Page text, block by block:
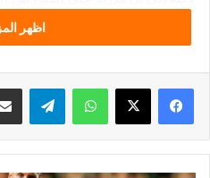
جعلت من أسلوبه علامة خالدة.
المصممين البارزين، بينهم
حفلات حصرية أبرزها حفل عشاء
أجوبولي.
اظهر
فيسبوك ‫X واتساب